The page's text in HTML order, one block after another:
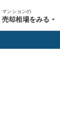
マンションの
売却相場をみる